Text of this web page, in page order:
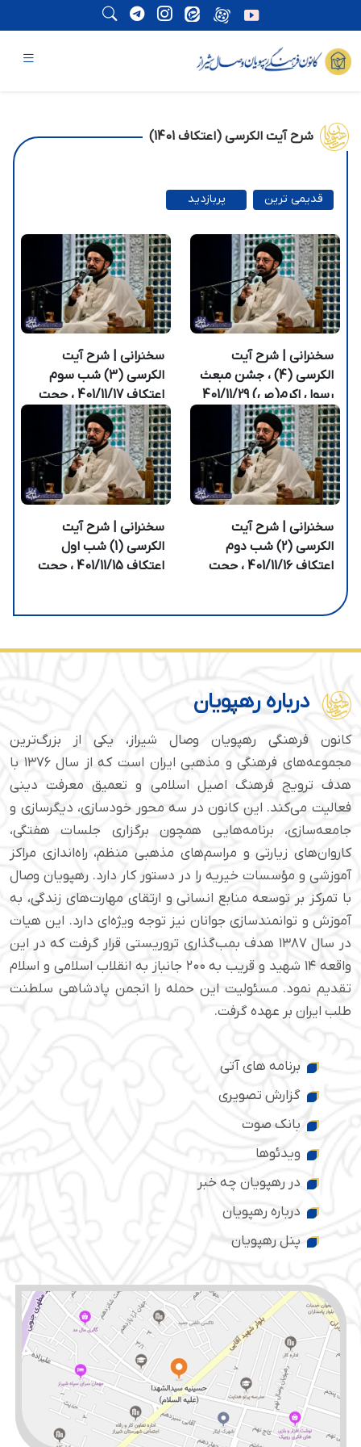
شرح آیت الکرسی (اعتکاف 1401)
پربازدید
قدیمی ترین
سخنرانی | شرح آیت
الکرسی (4) ، جشن مبعث
رسول اکرم(ص) 401/11/29
، حجت الاسلام انجوی نژاد
سخنرانی | شرح آیت
الکرسی (3) شب سوم
اعتکاف 401/11/17 ، حجت
الاسلام انجوی نژاد
سخنرانی | شرح آیت
الکرسی (2) شب دوم
اعتکاف 401/11/16 ، حجت
سخنرانی | شرح آیت
الکرسی (1) شب اول
اعتکاف 401/11/15 ، حجت
درباره رهپویان
کانون فرهنگی رهپویان وصال شیراز، یکی از بزرگ‌ترین
مجموعه‌های فرهنگی و مذهبی ایران است که از سال ۱۳۷۶ با
هدف ترویج فرهنگ اصیل اسلامی و تعمیق معرفت دینی
فعالیت می‌کند. این کانون در سه محور خودسازی، دیگرسازی و
جامعه‌سازی، برنامه‌هایی همچون برگزاری جلسات هفتگی،
کاروان‌های زیارتی و مراسم‌های مذهبی منظم، راه‌اندازی مراکز
آموزشی و مؤسسات خیریه را در دستور کار دارد. رهپویان وصال
با تمرکز بر توسعه منابع انسانی و ارتقای مهارت‌های زندگی، به
آموزش و توانمندسازی جوانان نیز توجه ویژه‌ای دارد. این هیات
در سال ۱۳۸۷ هدف بمب‌گذاری تروریستی قرار گرفت که در این
واقعه ۱۴ شهید و قریب به ۲۰۰ جانباز به انقلاب اسلامی و اسلام
تقدیم نمود. مسئولیت این حمله را انجمن پادشاهی سلطنت
طلب ایران بر عهده گرفت.
برنامه های آتی
گزارش تصویری
بانک صوت
ویدئوها
در رهپویان چه خبر
درباره رهپویان
پنل رهپویان